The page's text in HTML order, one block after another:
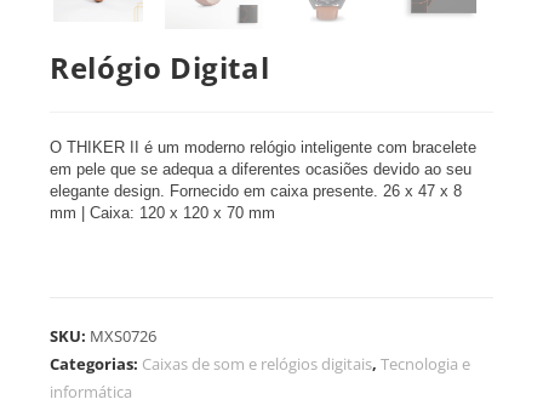
Relógio Digital
O THIKER II é um moderno relógio inteligente com bracelete
em pele que se adequa a diferentes ocasiões devido ao seu
elegante design. Fornecido em caixa presente. 26 x 47 x 8
mm | Caixa: 120 x 120 x 70 mm
SKU: MXS0726
Categorias: Caixas de som e relógios digitais,Tecnologia e
informática